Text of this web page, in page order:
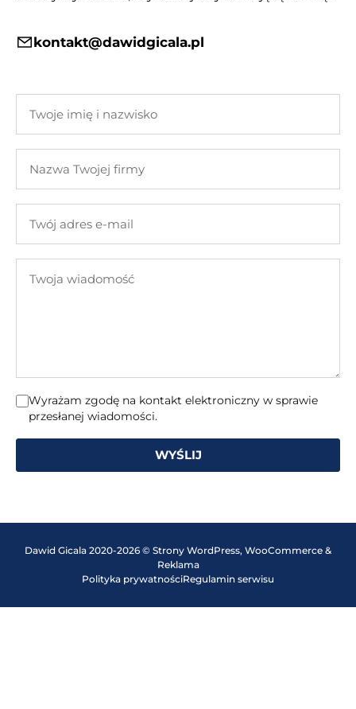
kontakt@dawidgicala.pl
nazwisko
mail
wiadomość
Wyrażam zgodę na kontakt elektroniczny w sprawie
przesłanej wiadomości.
WYŚLIJ
Dawid Gicala 2020-2026 © Strony WordPress, WooCommerce &
Reklama
Polityka prywatnościRegulamin serwisu